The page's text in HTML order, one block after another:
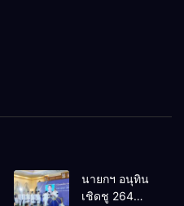
นายกฯ อนุทิน
เชิดชู 264